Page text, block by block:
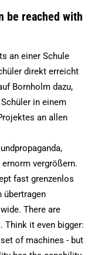
be reached with
an einer Schule
direkt erreicht
Bornholm dazu,
in einem
an allen
vergrößern.
fast grenzenlos
übertragen
There are
it even bigger:
of machines - but